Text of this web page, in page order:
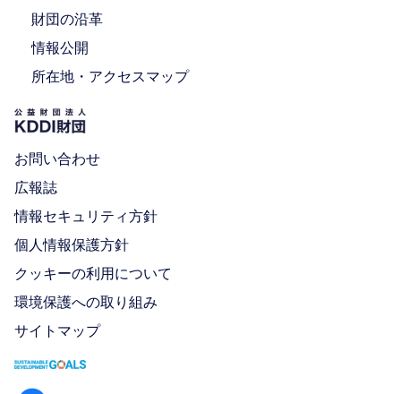
財団の沿革
情報公開
所在地・アクセスマップ
お問い合わせ
広報誌
情報セキュリティ方針
個人情報保護方針
クッキーの利用について
環境保護への取り組み
サイトマップ